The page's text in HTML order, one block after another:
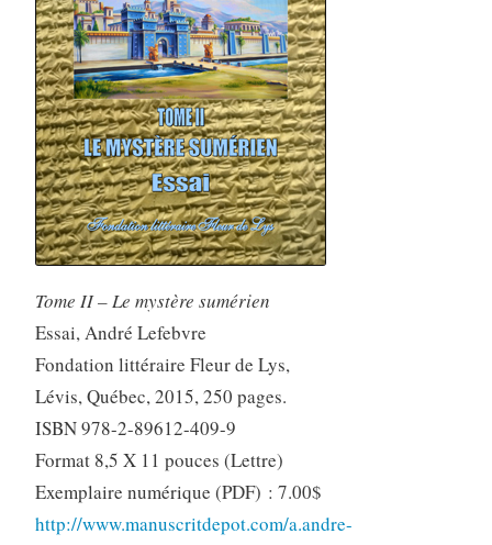
Tome II – Le mystère sumérien
Essai, André Lefebvre
Fondation littéraire Fleur de Lys,
Lévis, Québec, 2015, 250 pages.
ISBN 978-2-89612-409-9
Format 8,5 X 11 pouces (Lettre)
Exemplaire numérique (PDF) : 7.00$
http://www.manuscritdepot.com/a.andre-